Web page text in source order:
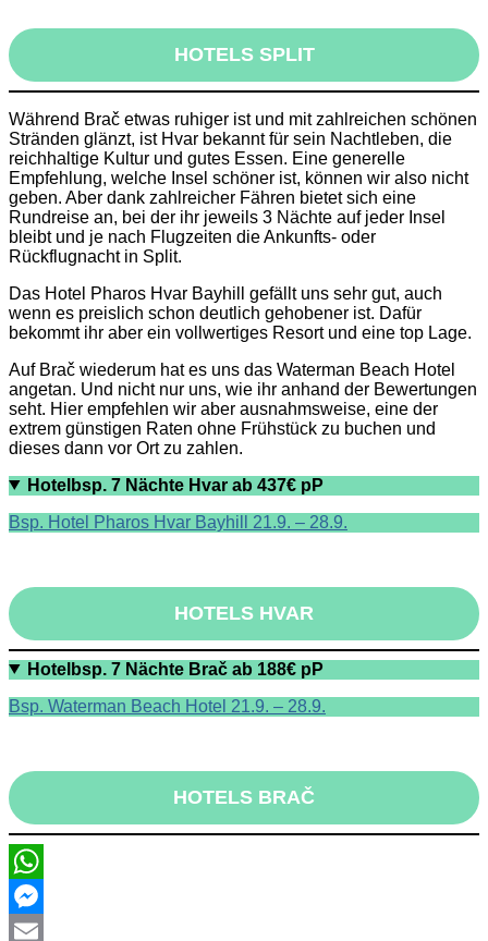
HOTELS SPLIT
Während Brač etwas ruhiger ist und mit zahlreichen schönen
Stränden glänzt, ist Hvar bekannt für sein Nachtleben, die
reichhaltige Kultur und gutes Essen. Eine generelle
Empfehlung, welche Insel schöner ist, können wir also nicht
geben. Aber dank zahlreicher Fähren bietet sich eine
Rundreise an, bei der ihr jeweils 3 Nächte auf jeder Insel
bleibt und je nach Flugzeiten die Ankunfts- oder
Rückflugnacht in Split.
Das Hotel Pharos Hvar Bayhill gefällt uns sehr gut, auch
wenn es preislich schon deutlich gehobener ist. Dafür
bekommt ihr aber ein vollwertiges Resort und eine top Lage.
Auf Brač wiederum hat es uns das Waterman Beach Hotel
angetan. Und nicht nur uns, wie ihr anhand der Bewertungen
seht. Hier empfehlen wir aber ausnahmsweise, eine der
extrem günstigen Raten ohne Frühstück zu buchen und
dieses dann vor Ort zu zahlen.
Hotelbsp. 7 Nächte Hvar ab 437€ pP
Bsp. Hotel Pharos Hvar Bayhill 21.9. – 28.9.
HOTELS HVAR
Hotelbsp. 7 Nächte Brač ab 188€ pP
Bsp. Waterman Beach Hotel 21.9. – 28.9.
HOTELS BRAČ
WhatsApp
Messenger